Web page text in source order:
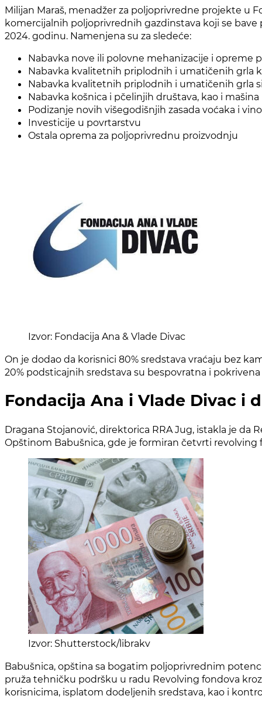
Milijan Maraš, menadžer za poljoprivredne projekte u
komercijalnih poljoprivrednih gazdinstava koji se
2024. godinu. Namenjena su za sledeće:
Nabavka nove ili polovne mehanizacije i
Nabavka kvalitetnih priplodnih i umatičenih grla
Nabavka kvalitetnih priplodnih i umatičenih grla
Nabavka košnica i pčelinjih društava, kao i
Podizanje novih višegodišnjih zasada voćaka i
Investicije u povrtarstvu
Ostala oprema za poljoprivrednu proizvodnju
Izvor: Fondacija Ana & Vlade Divac
On je dodao da korisnici 80% sredstava vraćaju bez
20% podsticajnih sredstava su bespovratna i
Fondacija Ana i Vlade Divac i
Dragana Stojanović, direktorica RRA Jug, istakla je da
Opštinom Babušnica, gde je formiran četvrti
Izvor: Shutterstock/librakv
Babušnica, opština sa bogatim poljoprivrednim
pruža tehničku podršku u radu Revolving fondova
korisnicima, isplatom dodeljenih sredstava, kao i